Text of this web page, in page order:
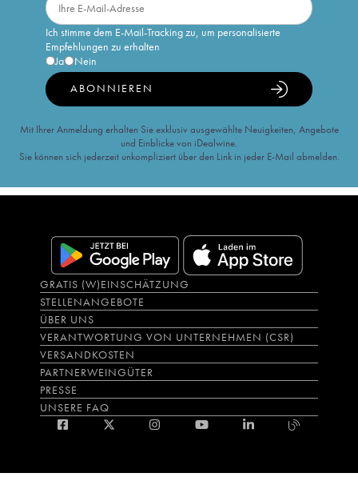
Ich stimme dem E-Mail-Tracking zu, um personalisierte
Empfehlungen zu erhalten
Ja
Nein
ABONNIEREN
Mit Ihrer Anmeldung erhalten Sie exklusiv ausgewählte Neuigkeiten, Angebote
und Einblicke von iDealwine.
Sie können sich jederzeit unkompliziert über den Link in jeder E-Mail abmelden.
GRATIS (W)EINSCHÄTZUNG
STELLENANGEBOTE
ÜBER UNS
VERANTWORTUNG VON UNTERNEHMEN (CSR)
VERSANDKOSTEN
PARTNERWEINGÜTER
PRESSE
UNSERE FAQ